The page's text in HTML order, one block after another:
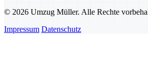
© 2026 Umzug Müller. Alle Rechte
Impressum Datenschutz